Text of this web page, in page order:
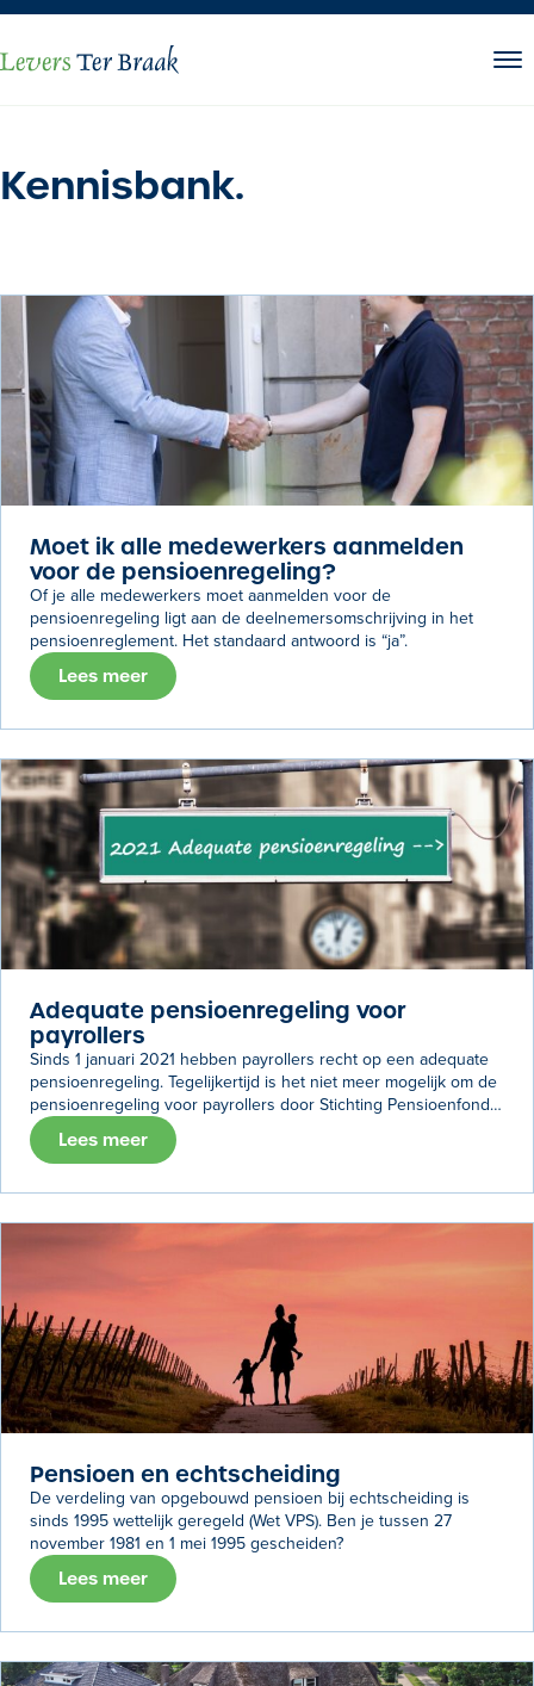
Naar hoofdinhoud
Kennisbank.
Moet ik alle medewerkers aanmelden
voor de pensioenregeling?
Of je alle medewerkers moet aanmelden voor de
pensioenregeling ligt aan de deelnemersomschrijving in het
pensioenreglement. Het standaard antwoord is “ja”.
Lees meer
Adequate pensioenregeling voor
payrollers
Sinds 1 januari 2021 hebben payrollers recht op een adequate
pensioenregeling. Tegelijkertijd is het niet meer mogelijk om de
pensioenregeling voor payrollers door Stichting Pensioenfonds
voor Personeelsdiensten (StiPP) te laten uitvoeren.
Lees meer
Pensioen en echtscheiding
De verdeling van opgebouwd pensioen bij echtscheiding is
sinds 1995 wettelijk geregeld (Wet VPS). Ben je tussen 27
november 1981 en 1 mei 1995 gescheiden?
Lees meer